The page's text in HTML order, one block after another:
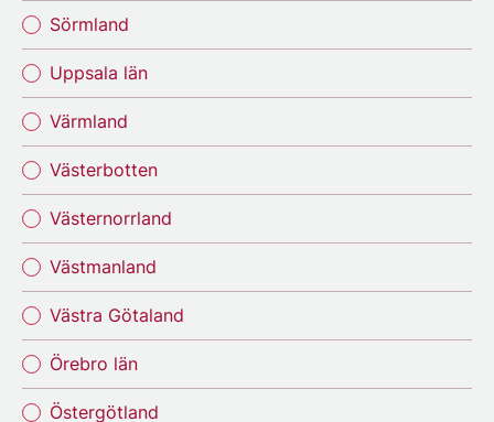
Sörmland
Uppsala län
Värmland
Västerbotten
Västernorrland
Västmanland
Västra Götaland
Örebro län
Östergötland